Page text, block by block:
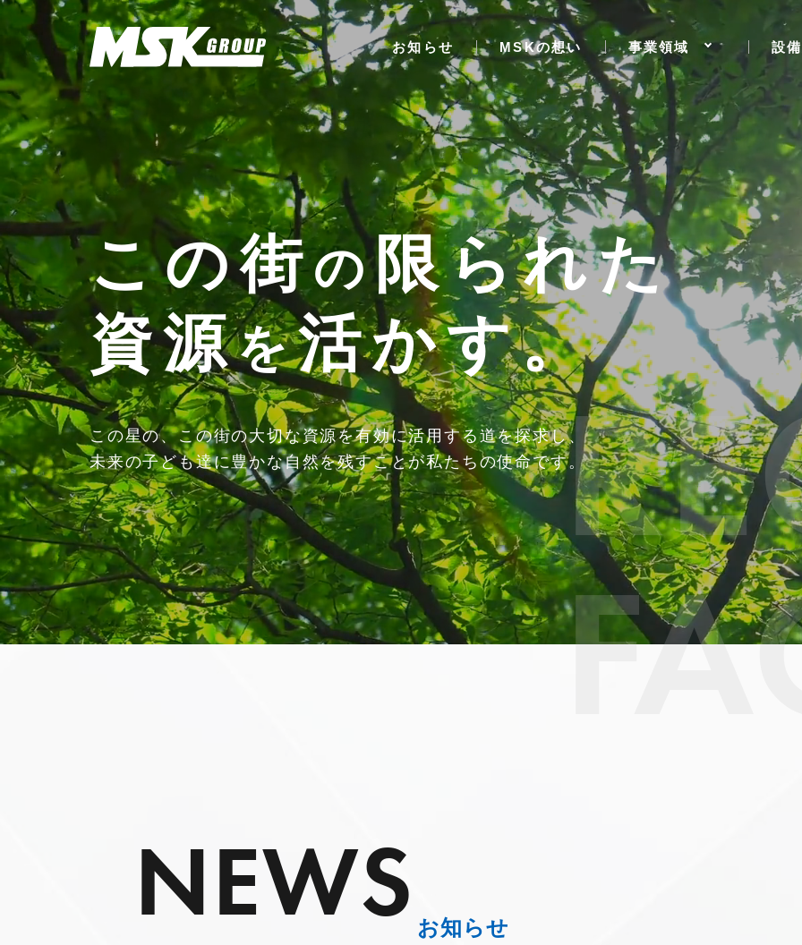
お知らせ MSKの想い 事業領域 設
この街の限られた
資源を活かす。
この星の、この街の大切な資源を有効に活用 する道を探求し、
未来の子ども達に豊かな自然を残すことが私たちの使命です。
NEWS お知らせ